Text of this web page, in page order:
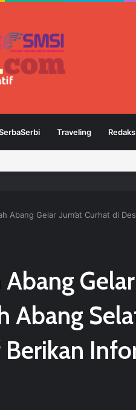
Traveling
Abang Gelar Jum’at Curhat di
Abang